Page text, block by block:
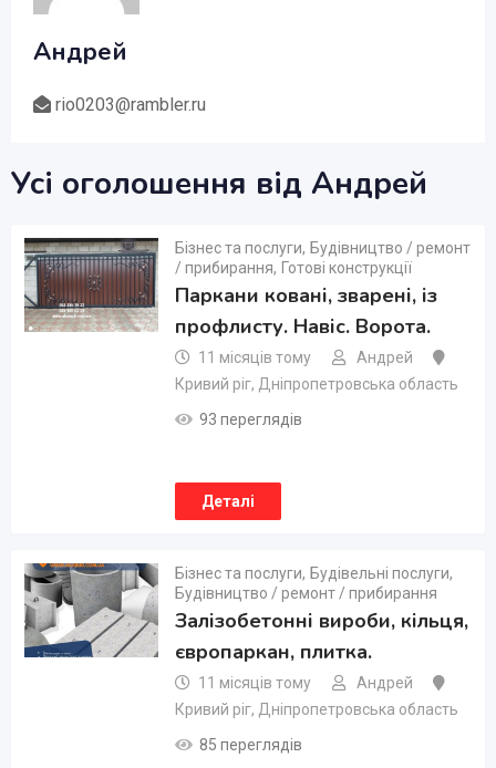
Андрей
rio0203@rambler.ru
Усі оголошення від Андрей
Бізнес та послуги, Будівництво / ремонт
/ прибирання, Готові конструкції
Паркани ковані, зварені, із
профлисту. Навіс. Ворота.
11 місяців тому
Андрей
Кривий ріг, Дніпропетровська область
93 переглядів
Деталі
Бізнес та послуги, Будівельні послуги,
Будівництво / ремонт / прибирання
Залізобетонні вироби, кільця,
європаркан, плитка.
11 місяців тому
Андрей
Кривий ріг, Дніпропетровська область
85 переглядів